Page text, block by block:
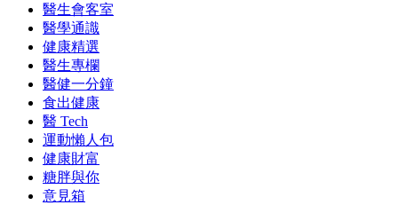
醫生會客室
醫學通識
健康精選
醫生專欄
醫健一分鐘
食出健康
醫 Tech
運動懶人包
健康財富
糖胖與你
意見箱